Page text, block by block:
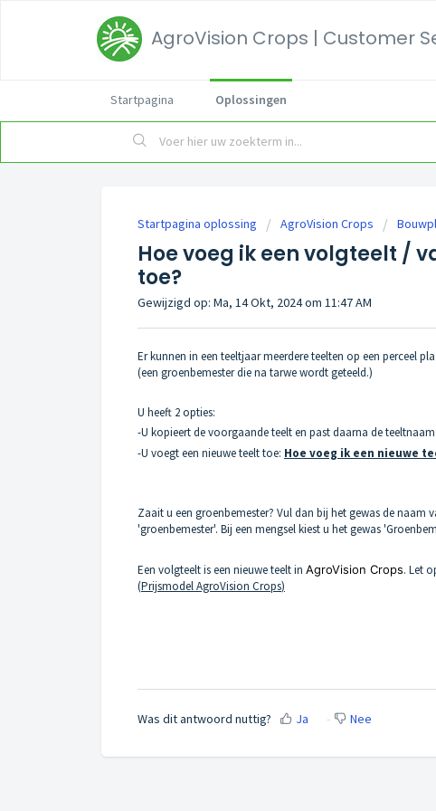
AgroVision Crops | Customer
Startpagina Oplossingen
Startpagina oplossing AgroVision Crops
Hoe voeg ik een volgteelt /
toe?
Gewijzigd op: Ma, 14 Okt, 2024 om 11:47 AM
Er kunnen in een teeltjaar meerdere teelten op een perceel
(een groenbemester die na tarwe wordt geteeld.)
U heeft 2 opties:
-U kopieert de voorgaande teelt en past daarna de
-U voegt een nieuwe teelt toe: Hoe voeg ik een nieuwe
Zaait u een groenbemester? Vul dan bij het gewas de naam
'groenbemester'. Bij een mengsel kiest u het gewas
Een volgteelt is een nieuwe teelt in AgroVision Crops. Let
(Prijsmodel AgroVision Crops)
Was dit antwoord nuttig? Ja Nee